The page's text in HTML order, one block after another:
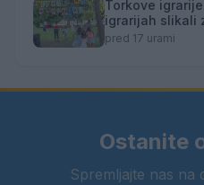
Torkove
igrarijah slikali
pred 17 urami
Ostanite
Spremljajte nas na